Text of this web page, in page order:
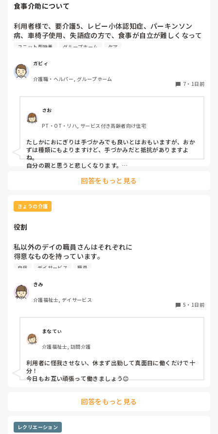
食事介助について
利用者様で、要介護5、レビー小体認知症、パーキンソン
病、車椅子使用、失語症の方で、食事が自立が難しくなって
来ました。ご飯を、おにぎりにして、ご自分で手づかみで食
す。食べられる時とスプーンを使っても難しい時がありま
す。おかずも、おにぎり同様、手づかみでたべてもらってる
時があるのですが、難しい時は、職員が介助しています。ご
かずの手づかみは、どうかなと思うのですが、皆さんはどう
思われますか？私は、自分の母親が手づかみで食べてるのを
見たら、悲しくなります…職員さん、介助して下さいと思っ
てしまいます…
ユニット型特養 グループホーム ケア
ガビィ
介護職・ヘルパー, グループホーム
7 ・ 1日前
さお
PT・OT・リハ, サービス付き高齢者向け住宅
たしかにおにぎりは手づかみでも良いとはおもいますが、おか
ずは種類にもよりますけど、手づかみだと抵抗がありますよ
ね。
自分の親と思うと悲しくなります。
どうなんでしょうか？とろみつけてたりするのを手づかみは抵
回答をもっと見る
きょうの介護
役割
私以外のデイの職員さんはそれぞれに
得意なものを持っています。
介助で言えば、要領よく動けたりと。
今の私を振り返ってみたら…何も持っていないことが虚しく
利用者からは「素直に話聞いてくれる」・「言いやすい・頼
みやすい」
って言われます。
職員から見ての私は？って考えたら答えられる自信がないで
す…
自信 デイサービス 職員
きみ
介護福祉士, デイサービス
5 ・ 1日前
まなてぃ
介護福祉士, 訪問介護
利用者に怪我させない、休まず出勤して真面目に働くだけで十
分！
今日もお互い頑張って働きましょう😊
回答をもっと見る
レクリエーション